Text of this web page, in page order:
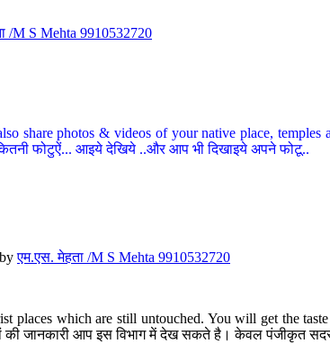
/M S Mehta 9910532720
share photos & videos of your native place, temples
फोटुऐं... आइये देखिये ..और आप भी दिखाइये अपने फोटू..
byएम.एस. मेहता /M S Mehta 9910532720
places which are still untouched. You will get the
की जानकारी आप इस विभाग में देख सकते है। केवल पंजीकृत